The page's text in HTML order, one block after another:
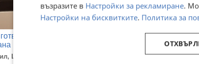
печка
на ток и газ-
Център
Пералня Бош на части
гр. Кюстендил, Никола Въжаров
възразите в Настройки за рекламиране.
Настройки на бисквитките. Политика за